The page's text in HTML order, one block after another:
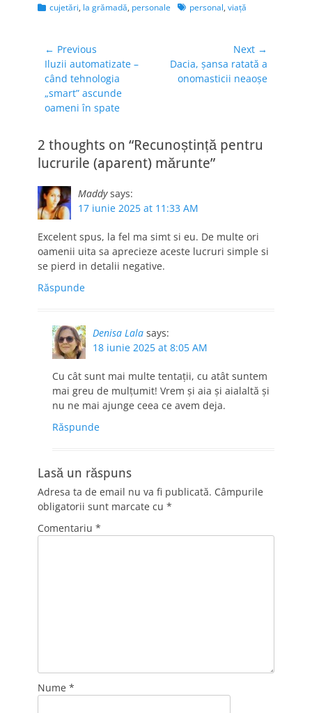
Categories
cujetări, la grămadă, personale Tagspersonal, viață
Navigare
în
articole
← Previous
Previous
post:
Iluzii automatizate –
când tehnologia
„smart” ascunde
oameni în spate
Next →
Next
post:
Dacia, șansa ratată a
onomasticii neaoșe
2 thoughts on “Recunoștință pentru
lucrurile (aparent) mărunte”
Maddy says:
17 iunie 2025 at 11:33 AM
Excelent spus, la fel ma simt si eu. De multe ori
oamenii uita sa aprecieze aceste lucruri simple si
se pierd in detalii negative.
Răspunde
Denisa Lala says:
18 iunie 2025 at 8:05 AM
Cu cât sunt mai multe tentații, cu atât suntem
mai greu de mulțumit! Vrem și aia și aialaltă și
nu ne mai ajunge ceea ce avem deja.
Răspunde
Lasă un răspuns
Adresa ta de email nu va fi publicată. Câmpurile
obligatorii sunt marcate cu *
Comentariu *
Nume *